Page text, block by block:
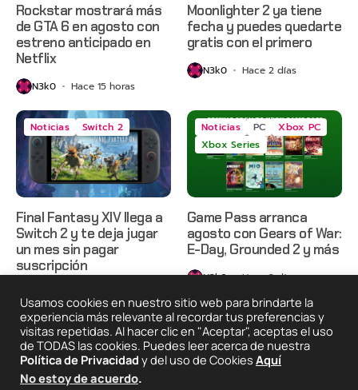
Rockstar mostrará más
de GTA 6 en agosto con
estreno anticipado en
Netflix
N3k0 Hace 15 horas
Moonlighter 2 ya tiene
fecha y puedes quedarte
gratis con el primero
N3k0 Hace 2 días
Noticias Switch 2
Final Fantasy XIV llega a
Switch 2 y te deja jugar
un mes sin pagar
suscripción
Noticias PC
Xbox PC
Xbox Series
Game Pass arranca
agosto con Gears of War:
E-Day, Grounded 2 y más
N3k0 Hace 3 días
2025 © Degeneraciónx.com | Anime, Games & Nothing
Else
Quiénes
Condiciones De
Usamos cookies en nuestro sitio web para brindarte la
experiencia más relevante al recordar tus preferencias y
visitas repetidas. Al hacer clic en "Aceptar", aceptas el uso
de TODAS las cookies. Puedes leer acerca de nuestra
Política de Privacidad y del uso de Cookies Aquí
No estoy de acuerdo.